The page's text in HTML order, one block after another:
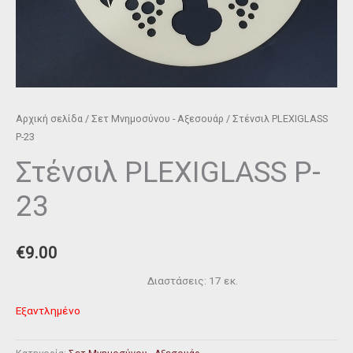
Αρχική σελίδα / Σετ Μνημοσύνου - Αξεσουάρ / Στένσιλ PLEXIGLASS
P-23
Στένσιλ PLEXIGLASS P-
23
€9.00
Διαστάσεις: 17 εκ.
Εξαντλημένο